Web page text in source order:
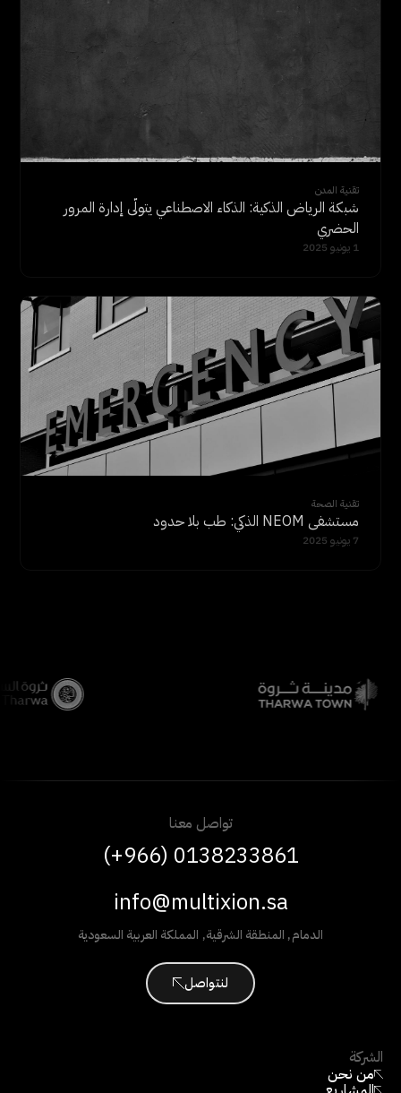
تقنية المدن
شبكة الرياض الذكية: الذكاء الاصطناعي يتولّى إدارة المرور
الحضري
1 يونيو 2025
تقنية الصحة
مستشفى NEOM الذكي: طب بلا حدود
7 يونيو 2025
الشركة
من نحن
تواصل معنا
(+966) 0138233861
info@multixion.sa
الدمام, المنطقة الشرقية, المملكة العربية السعودية
لنتواصل